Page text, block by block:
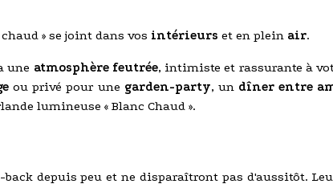
» se joint dans vos intérieurs et en plein air.
une atmosphère feutrée, intimiste et rassurante à
ou privé pour une garden-party, un dîner entre
lumineuse « Blanc Chaud ».
depuis peu et ne disparaîtront pas d'aussitôt.